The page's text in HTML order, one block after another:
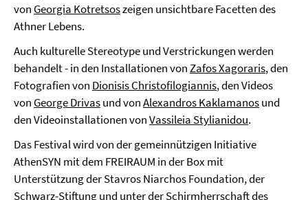
von Georgia Kotretsoszeigen unsichtbare Facetten des
Athner Lebens.
Auch kulturelle Stereotype und Verstrickungen werden
behandelt - in den Installationen vonZafos Xagoraris, den
Fotografien von Dionisis Christofilogiannis, den Videos
von George Drivasund vonAlexandros Kaklamanosund
den Videoinstallationen vonVassileia Stylianidou.
Das Festival wird von der gemeinnützigen Initiative
AthenSYN mit dem FREIRAUM in der Box mit
Unterstützung der Stavros Niarchos Foundation, der
Schwarz-Stiftung und unter der Schirmherrschaft des